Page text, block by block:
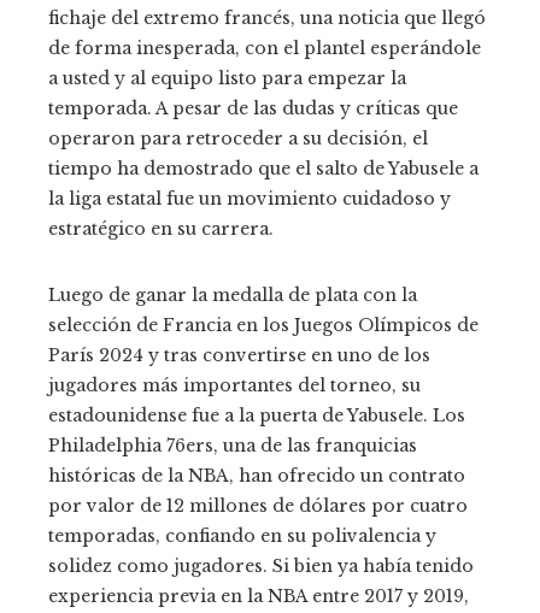
fichaje del extremo francés, una noticia que llegó
de forma inesperada, con el plantel esperándole
a usted y al equipo listo para empezar la
temporada. A pesar de las dudas y críticas que
operaron para retroceder a su decisión, el
tiempo ha demostrado que el salto de Yabusele a
la liga estatal fue un movimiento cuidadoso y
estratégico en su carrera.
Luego de ganar la medalla de plata con la
selección de Francia en los Juegos Olímpicos de
París 2024 y tras convertirse en uno de los
jugadores más importantes del torneo, su
estadounidense fue a la puerta de Yabusele. Los
Philadelphia 76ers, una de las franquicias
históricas de la NBA, han ofrecido un contrato
por valor de 12 millones de dólares por cuatro
temporadas, confiando en su polivalencia y
solidez como jugadores. Si bien ya había tenido
experiencia previa en la NBA entre 2017 y 2019,